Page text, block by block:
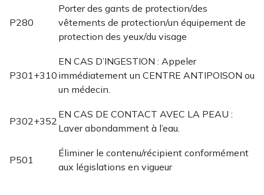
P280
Porter des gants de protection/des
vêtements de protection/un équipement de
protection des yeux/du visage
P301+310
EN CAS D’INGESTION : Appeler
immédiatement un CENTRE ANTIPOISON ou
un médecin.
P302+352
EN CAS DE CONTACT AVEC LA PEAU :
Laver abondamment à l’eau.
P501
Éliminer le contenu/récipient conformément
aux législations en vigueur